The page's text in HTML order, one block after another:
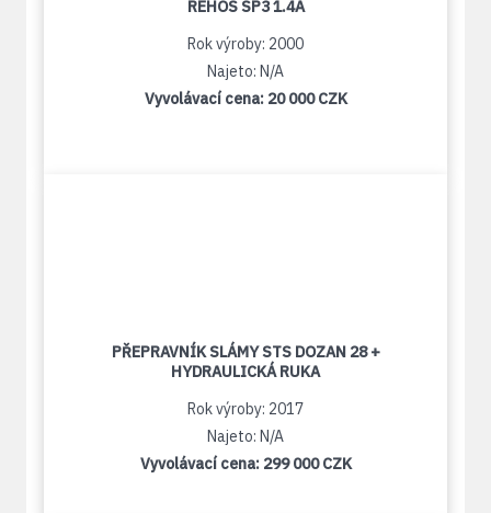
REHOS SP3 1.4A
Rok výroby: 2000
Najeto: N/A
Vyvolávací cena: 20 000 CZK
PŘEPRAVNÍK SLÁMY STS DOZAN 28 +
HYDRAULICKÁ RUKA
Rok výroby: 2017
Najeto: N/A
Vyvolávací cena: 299 000 CZK